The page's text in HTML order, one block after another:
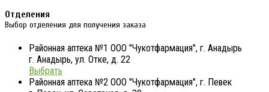
Отделения
Выбор отделения для получения заказа
Районная аптека №1 ООО "Чукотфармация", г. Анадырь
г. Анадырь, ул. Отке, д. 22
Выбрать
Районная аптека №2 ООО "Чукотфармация", г. Певек